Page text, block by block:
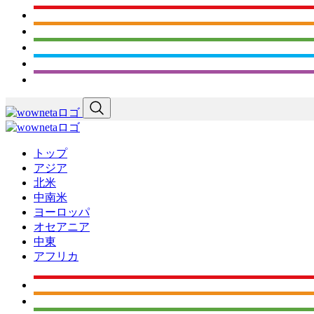
トップ
アジア
北米
中南米
ヨーロッパ
オセアニア
中東
アフリカ